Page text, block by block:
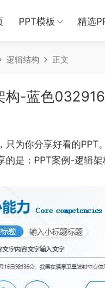
PPT模板 精选
逻辑结构 正文
构-蓝色032916
为你分享好看的PPT。
的是：PPT案例-逻辑